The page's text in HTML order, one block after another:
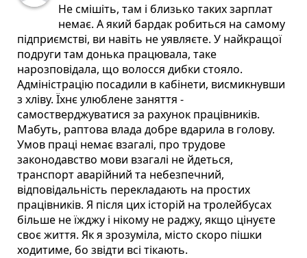
Не смішіть, там і близько таких зарплат
немає. А який бардак робиться на самому
підприємстві, ви навіть не уявляєте. У найкращої
подруги там донька працювала, таке
нарозповідала, що волосся дибки стояло.
Адміністрацію посадили в кабінети, висмикнувши
з хліву. Їхнє улюблене заняття -
самостверджуватися за рахунок працівників.
Мабуть, раптова влада добре вдарила в голову.
Умов праці немає взагалі, про трудове
законодавство мови взагалі не йдеться,
транспорт аварійний та небезпечний,
відповідальність перекладають на простих
працівників. Я після цих історій на тролейбусах
більше не їжджу і нікому не раджу, якщо цінуєте
своє життя. Як я зрозуміла, місто скоро пішки
ходитиме, бо звідти всі тікають.